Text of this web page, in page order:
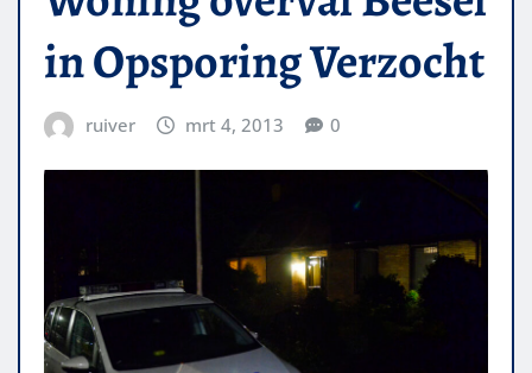
in Opsporing Verzocht
ruiver mrt 4, 2013 0